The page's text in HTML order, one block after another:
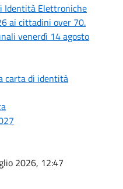
Identità Elettroniche
ai cittadini over 70.
venerdì 14 agosto
carta di identità
2026, 12:47